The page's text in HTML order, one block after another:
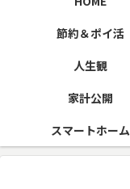
節約＆ポイ活
人生観
家計公開
スマートホーム